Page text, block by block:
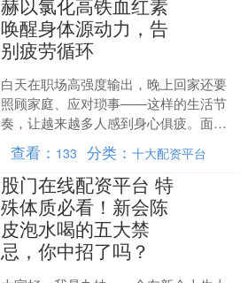
赫以氯化高铁血红素
唤醒身体源动力，告
别疲劳循环
白天在职场高强度输出，晚上回家还要
照顾家庭、应对琐事——这样的生活节
奏，让越来越多人感到身心俱疲。面对
挥之不去的倦怠感，大多数人的第一反
应是“没睡好”，于是拼命....
查看： 133 分类：十大配资平台
股门在线配资平台 特
殊体质必看！新会陈
皮泡水喝的五大禁
忌，你中招了吗？